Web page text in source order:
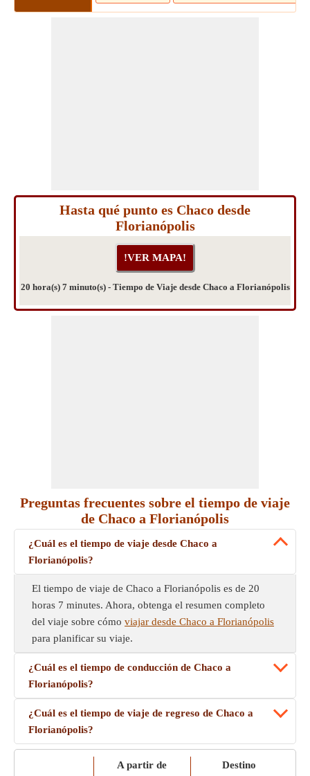
Hasta qué punto es Chaco desde
Florianópolis
20 hora(s) 7 minuto(s) - Tiempo de Viaje desde Chaco a Florianópolis
Preguntas frecuentes sobre el tiempo de viaje
de Chaco a Florianópolis
¿Cuál es el tiempo de viaje desde Chaco a
Florianópolis?
El tiempo de viaje de Chaco a Florianópolis es de 20
horas 7 minutes. Ahora, obtenga el resumen completo
del viaje sobre cómo viajar desde Chaco a Florianópolis
para planificar su viaje.
¿Cuál es el tiempo de conducción de Chaco a
Florianópolis?
¿Cuál es el tiempo de viaje de regreso de Chaco a
Florianópolis?
A partir de
Destino